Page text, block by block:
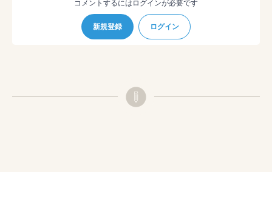
コメントするにはログインが必要です
新規登録 ログイン